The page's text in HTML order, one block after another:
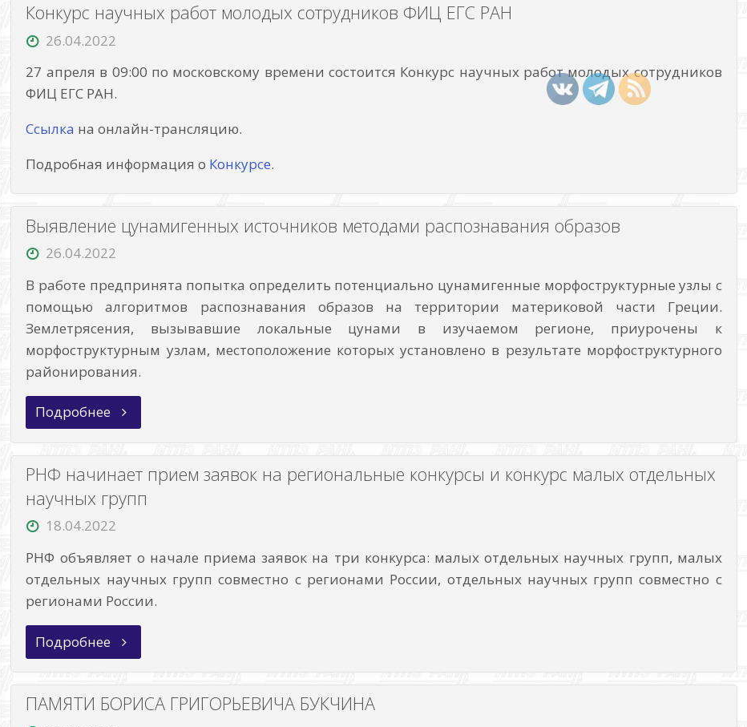
Конкурс научных работ молодых сотрудников ФИЦ ЕГС РАН
26.04.2022
27 апреля в 09:00 по московскому времени состоится Конкурс научных работ молодых сотрудников
ФИЦ ЕГС РАН.
Ссылка на онлайн-трансляцию.
Подробная информация о Конкурсе.
Выявление цунамигенных источников методами распознавания образов
26.04.2022
В работе предпринята попытка определить потенциально цунамигенные морфоструктурные узлы с
помощью алгоритмов распознавания образов на территории материковой части Греции.
Землетрясения, вызывавшие локальные цунами в изучаемом регионе, приурочены к
морфоструктурным узлам, местоположение которых установлено в результате морфоструктурного
районирования.
Подробнее «Выявление
цунамигенных
методами
образов»
РНФ начинает прием заявок на региональные конкурсы и конкурс малых отдельных
научных групп
18.04.2022
РНФ объявляет о начале приема заявок на три конкурса: малых отдельных научных групп, малых
отдельных научных групп совместно с регионами России, отдельных научных групп совместно с
регионами России.
Подробнее «РНФ
начинает
прием
заявок
на
региональные
конкурсы
ПАМЯТИ БОРИСА ГРИГОРЬЕВИЧА БУКЧИНА